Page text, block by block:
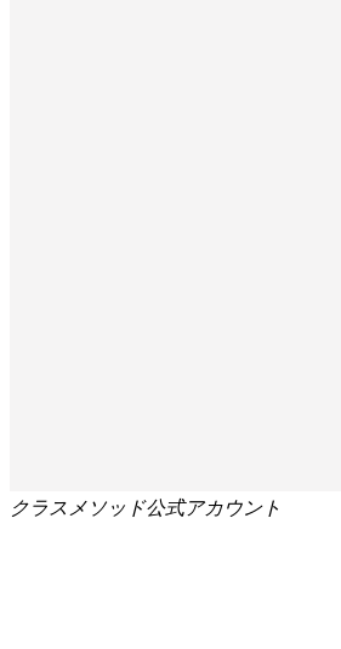
クラスメソッド公式アカウント